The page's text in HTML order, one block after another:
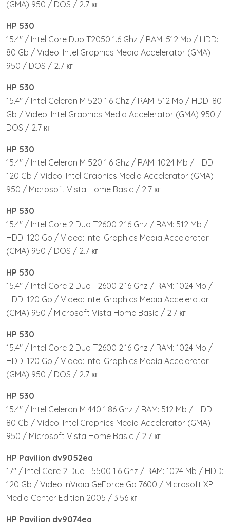
(GMA) 950 / DOS / 2.7 кг
HP 530
15.4″ / Intel Core Duo T2050 1.6 Ghz / RAM: 512 Mb / HDD:
80 Gb / Video: Intel Graphics Media Accelerator (GMA)
950 / DOS / 2.7 кг
HP 530
15.4″ / Intel Celeron M 520 1.6 Ghz / RAM: 512 Mb / HDD: 80
Gb / Video: Intel Graphics Media Accelerator (GMA) 950 /
DOS / 2.7 кг
HP 530
15.4″ / Intel Celeron M 520 1.6 Ghz / RAM: 1024 Mb / HDD:
120 Gb / Video: Intel Graphics Media Accelerator (GMA)
950 / Microsoft Vista Home Basic / 2.7 кг
HP 530
15.4″ / Intel Core 2 Duo T2600 2.16 Ghz / RAM: 512 Mb /
HDD: 120 Gb / Video: Intel Graphics Media Accelerator
(GMA) 950 / DOS / 2.7 кг
HP 530
15.4″ / Intel Core 2 Duo T2600 2.16 Ghz / RAM: 1024 Mb /
HDD: 120 Gb / Video: Intel Graphics Media Accelerator
(GMA) 950 / Microsoft Vista Home Basic / 2.7 кг
HP 530
15.4″ / Intel Core 2 Duo T2600 2.16 Ghz / RAM: 1024 Mb /
HDD: 120 Gb / Video: Intel Graphics Media Accelerator
(GMA) 950 / DOS / 2.7 кг
HP 530
15.4″ / Intel Celeron M 440 1.86 Ghz / RAM: 512 Mb / HDD:
80 Gb / Video: Intel Graphics Media Accelerator (GMA)
950 / Microsoft Vista Home Basic / 2.7 кг
HP Pavilion dv9052ea
17″ / Intel Core 2 Duo T5500 1.6 Ghz / RAM: 1024 Mb / HDD:
120 Gb / Video: nVidia GeForce Go 7600 / Microsoft XP
Media Center Edition 2005 / 3.56 кг
HP Pavilion dv9074ea